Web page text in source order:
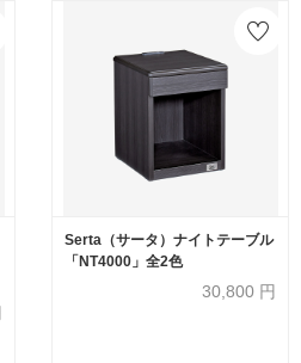
Serta（サータ）ナイトテーブル
「NT4000」全2色
30,800 円